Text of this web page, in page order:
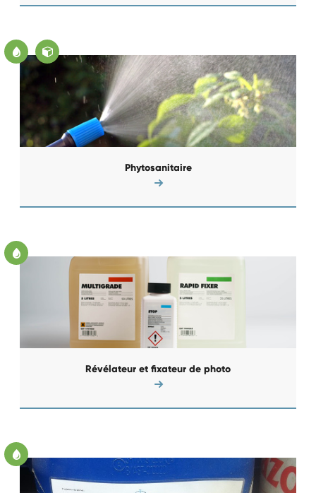
Phytosanitaire
Révélateur et fixateur de photo